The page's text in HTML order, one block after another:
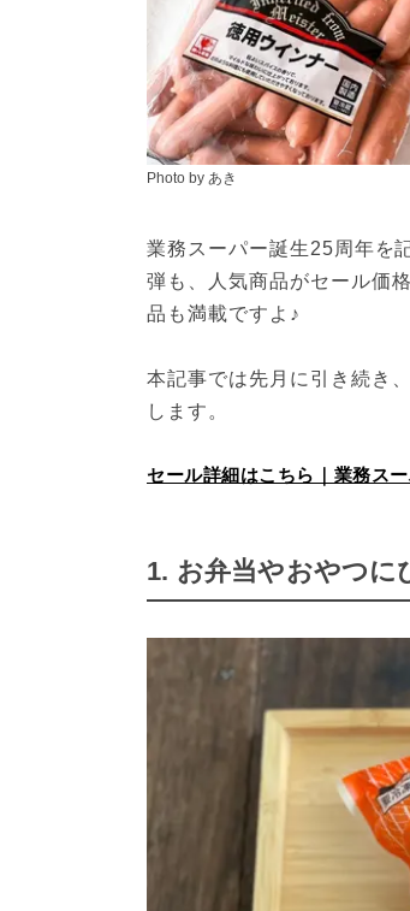
Photo by あき
業務スーパー誕生25周年を
弾も、人気商品がセール価
品も満載ですよ♪
本記事では先月に引き続き
します。
セール詳細はこちら｜業務ス
1. お弁当やおやつに